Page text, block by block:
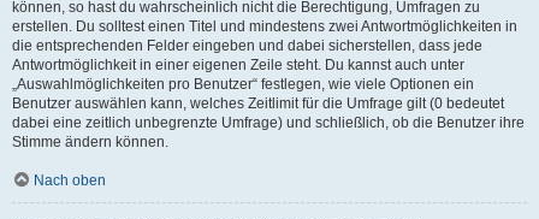
können, so hast du wahrscheinlich nicht die Berechtigung, Umfragen zu
erstellen. Du solltest einen Titel und mindestens zwei Antwortmöglichkeiten in
die entsprechenden Felder eingeben und dabei sicherstellen, dass jede
Antwortmöglichkeit in einer eigenen Zeile steht. Du kannst auch unter
„Auswahlmöglichkeiten pro Benutzer“ festlegen, wie viele Optionen ein
Benutzer auswählen kann, welches Zeitlimit für die Umfrage gilt (0 bedeutet
dabei eine zeitlich unbegrenzte Umfrage) und schließlich, ob die Benutzer ihre
Stimme ändern können.
Nach oben